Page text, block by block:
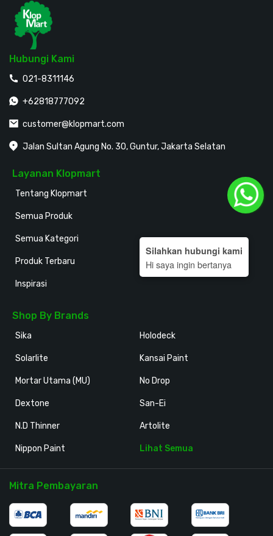
Hubungi Kami
021-8311146
+62818777092
customer@klopmart.com
Jalan Sultan Agung No. 30, Guntur, Jakarta Selatan
Layanan Klopmart
Tentang Klopmart
Semua Produk
Semua Kategori
Produk Terbaru
Inspirasi
Shop By Brands
Sika
Solarlite
Mortar Utama (MU)
Dextone
N.D Thinner
Nippon Paint
Holodeck
Kansai Paint
No Drop
San-Ei
Artolite
Lihat Semua
Mitra Pembayaran
Silahkan hubungi kami
Hi saya ingin bertanya